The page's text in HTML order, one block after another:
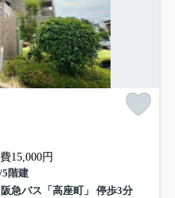
15,000円
5階建
急バス「高座町」 停歩3分